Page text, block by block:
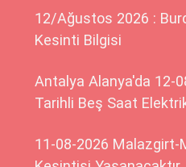
12/Ağustos 2026 :
Kesinti Bilgisi
Antalya Alanya'da 12-
Tarihli Beş Saat
11-08-2026 Malazgirt-